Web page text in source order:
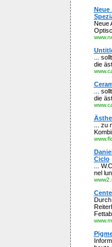
Neue
Neue
...
die
...
die
... zu
Ciclo
...
nel